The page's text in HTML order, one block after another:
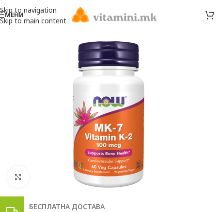
Skip to navigation
Skip to main content
МЕНИ
Click to enlarge
БЕСПЛАТНА ДОСТАВА